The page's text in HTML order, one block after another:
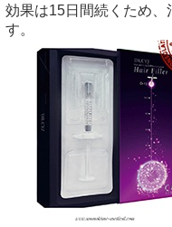
効果は15日間続くため、
す。